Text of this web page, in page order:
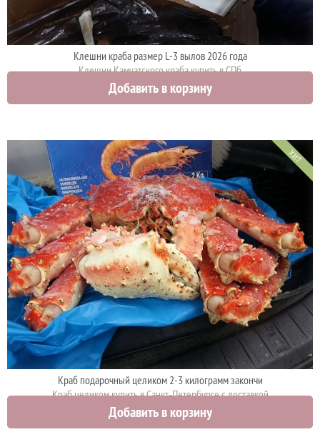
Клешни краба размер L-3 вылов 2026 года
Клешни Камчатского краба купить в СПб
4900 руб. 4500 руб.
Добавить в корзину
ХИТ
Краб подарочный целиком 2-3 килограмм закончи
Краб целиком купить в Санкт-Петербурге с доставкой
5000 руб.
Добавить в корзину